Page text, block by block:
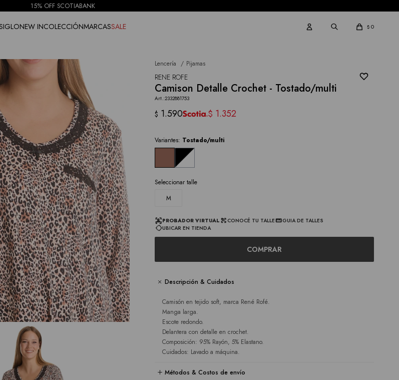
15% OFF SCOTIABANK
NEW INCOLECCIÓNMARCASSALE $ 0
Lencería Pijamas
RENE ROFE
Camison Detalle Crochet - Tostado/multi
2332881753
$ 1.590 $ 1.352
Variantes: Tostado/multi
Seleccionar talle
M
PROBADOR VIRTUAL CONOCÉ TU TALLE
GUIA DE TALLES
UBICAR EN TIENDA
COMPRAR
Descripción & Cuidados
Camisón en tejido soft, marca René Rofé.
Manga larga.
Escote redondo.
Delantera con detalle en crochet.
Composición: 95% Rayón, 5% Elastano.
Cuidados: Lavado a máquina.
Métodos & Costos de envío
NOTIFICARME